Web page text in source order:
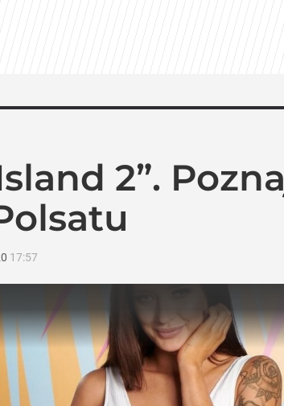
Wielkie powroty i zaskakujące
kłopoty” odsłonią kulisy. HBO
2”.
17:57